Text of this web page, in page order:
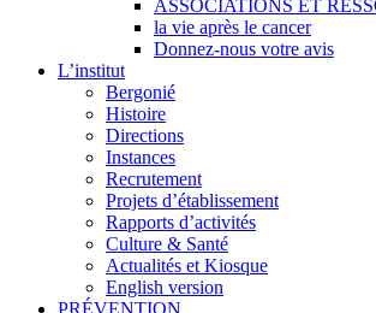
ASSOCIATIONS ET
la vie après le cancer
Donnez-nous votre avis
L’institut
Bergonié
Histoire
Directions
Instances
Recrutement
Projets d’établissement
Rapports d’activités
Culture & Santé
Actualités et Kiosque
English version
PRÉVENTION